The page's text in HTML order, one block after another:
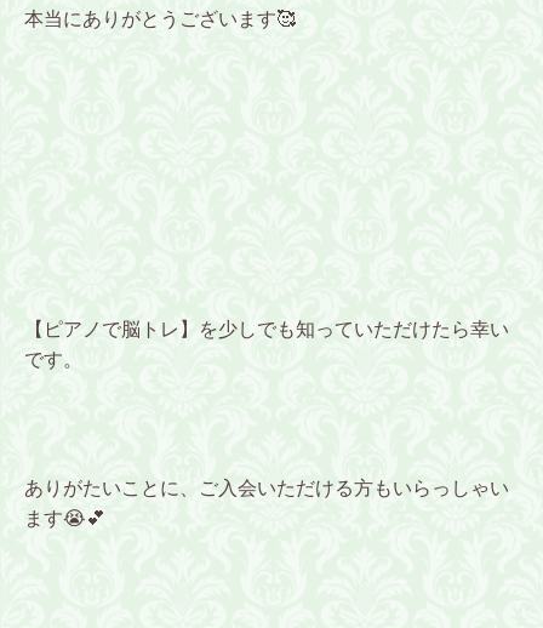
本当にありがとうございます🥰
【ピアノで脳トレ】を少しでも知っていただけたら幸い
です。
ありがたいことに、ご入会いただける方もいらっしゃい
ます😭💕